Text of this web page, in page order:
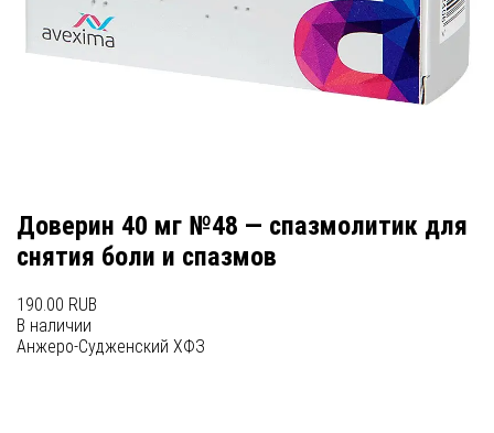
Доверин 40 мг №48 — спазмолитик для
снятия боли и спазмов
190.00 RUB
В наличии
Анжеро-Судженский ХФЗ